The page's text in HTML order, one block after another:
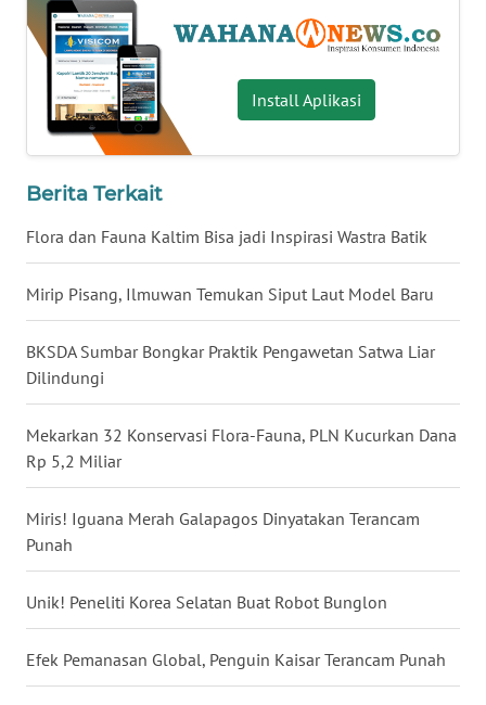
Install Aplikasi
Berita Terkait
Flora dan Fauna Kaltim Bisa jadi Inspirasi Wastra Batik
Mirip Pisang, Ilmuwan Temukan Siput Laut Model Baru
BKSDA Sumbar Bongkar Praktik Pengawetan Satwa Liar
Dilindungi
Mekarkan 32 Konservasi Flora-Fauna, PLN Kucurkan Dana
Rp 5,2 Miliar
Miris! Iguana Merah Galapagos Dinyatakan Terancam
Punah
Unik! Peneliti Korea Selatan Buat Robot Bunglon
Efek Pemanasan Global, Penguin Kaisar Terancam Punah
WN
BABEL
WN
SUMBAR
WN
BENGKULU
WN
LAMPUNG
WN
JATENG
WN
NUSANTARA
WN